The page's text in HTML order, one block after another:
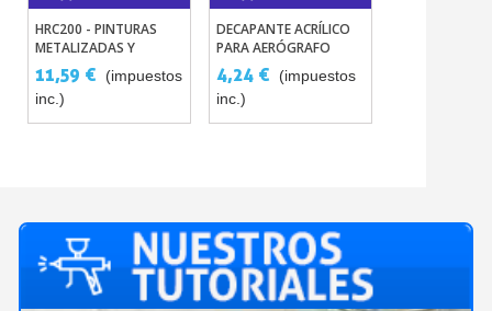
HRC200 - PINTURAS
METALIZADAS Y
NACARADAS PARA
MODELISMO RC EN
LEXAN HIKARI R/C
11,59 €
(impuestos
inc.)
DECAPANTE ACRÍLICO
PARA AERÓGRAFO
4,24 €
(impuestos
inc.)